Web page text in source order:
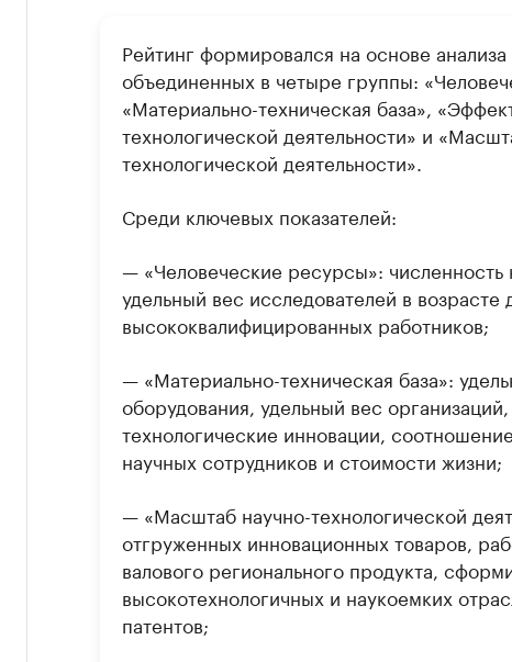
Рейтинг формировался на основе анализа
объединенных в четыре группы:
«Материально-техническая база»,
технологической деятельности» и
технологической деятельности».
Среди ключевых показателей:
— «Человеческие ресурсы»: численность
удельный вес исследователей в возрасте
высококвалифицированных работников;
— «Материально-техническая база»:
оборудования, удельный вес
технологические инновации,
научных сотрудников и стоимости жизни;
— «Масштаб научно-технологической
отгруженных инновационных товаров,
валового регионального продукта,
высокотехнологичных и наукоемких
патентов;